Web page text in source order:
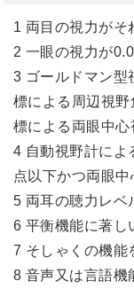
1 両目の視力がそ
2 一眼の視力が
3 ゴールドマン型
標による周辺視
標による両眼中
4 自動視野計によ
点以下かつ両眼
5 両耳の聴力レベ
6 平衡機能に著し
7 そしゃくの機能
8 音声又は言語機